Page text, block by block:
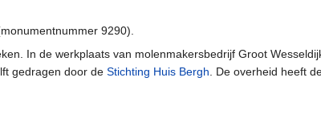
9290).
In de werkplaats van molenmakersbedrijf Groot
gedragen door de Stichting Huis Bergh. De overheid heeft